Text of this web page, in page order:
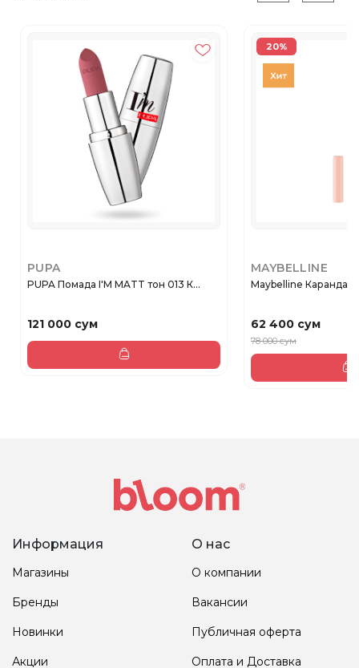
PUPA
PUPA Помада I'M MATT тон 013 К...
121 000 сум
20%
MAYBELLINE
Maybelline Карандаш
62 400 сум
78 000 сум
Информация
Магазины
Бренды
Новинки
Акции
О нас
О компании
Вакансии
Публичная оферта
Оплата и Доставка